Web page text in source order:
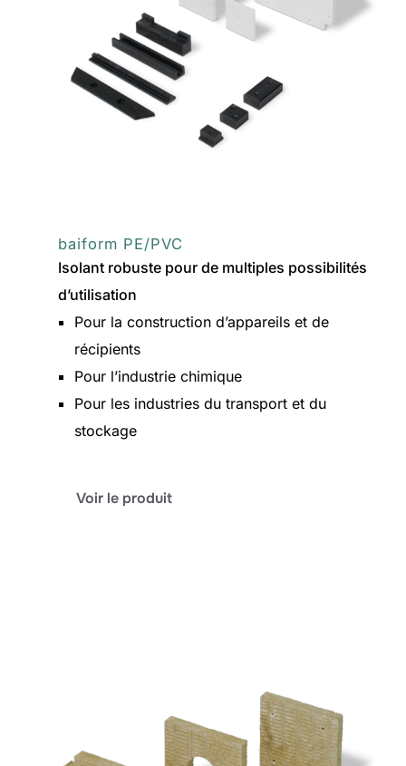
baiform PE/PVC
Isolant robuste pour de multiples possibilités
d’utilisation
Pour la construction d’appareils et de
récipients
Pour l’industrie chimique
Pour les industries du transport et du
stockage
Voir le produit: